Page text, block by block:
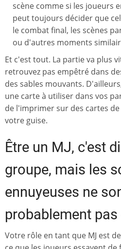
scène comme si les joueurs
peut toujours décider que
le combat final, les scènes
ou d'autres moments
Et c'est tout. La partie va plus
retrouvez pas empêtré dans
des sables mouvants.
une carte à utiliser dans vos
de l'imprimer sur des cartes
votre guise.
Être un MJ, c'est
groupe, mais les
ennuyeuses ne
probablement
Votre rôle en tant que MJ est